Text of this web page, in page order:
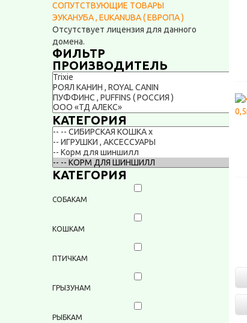
СОПУТСТВУЮЩИЕ ТОВАРЫ
ЭУКАНУБА , EUKANUBA ( ЕВРОПА )
Отсутствует лицензия для данного
домена.
ФИЛЬТР
ПРОИЗВОДИТЕЛЬ
КАТЕГОРИЯ
КАТЕГОРИЯ
СОБАКАМ
КОШКАМ
ПТИЧКАМ
ГРЫЗУНАМ
РЫБКАМ